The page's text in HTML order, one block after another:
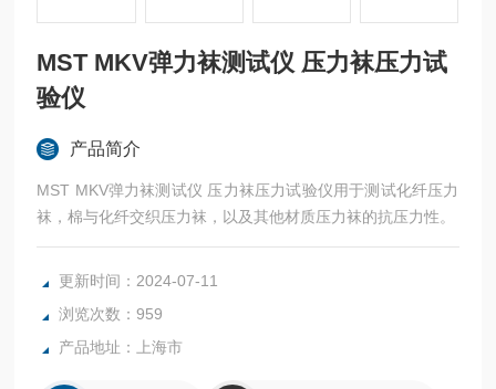
MST MKV弹力袜测试仪 压力袜压力试
验仪
产品简介
MST MKV弹力袜测试仪 压力袜压力试验仪用于测试化纤压力
袜，棉与化纤交织压力袜，以及其他材质压力袜的抗压力性。
更新时间：2024-07-11
浏览次数：959
产品地址：上海市